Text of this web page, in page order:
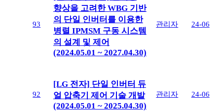
93
향상을 고려한 WBG 기반
의 단일 인버터를 이용한
병렬 IPMSM 구동 시스템
의 설계 및 제어
(2024.05.01 ~ 2027.04.30)
관리자 24-06
92
[LG 전자] 단일 인버터 듀
얼 압축기 제어 기술 개발
(2024.05.01 ~ 2025.04.30)
관리자 24-06